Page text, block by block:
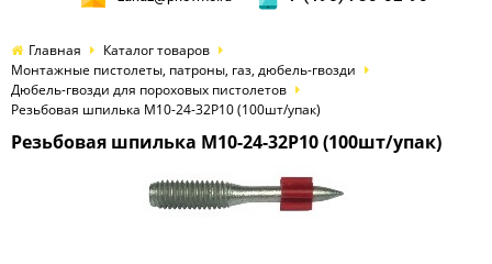
Главная
Каталог товаров
Монтажные пистолеты, патроны, газ, дюбель-гвозди
Дюбель-гвозди для пороховых пистолетов
Резьбовая шпилька M10-24-32P10 (100шт/упак)
Резьбовая шпилька M10-24-32P10 (100шт/упак)